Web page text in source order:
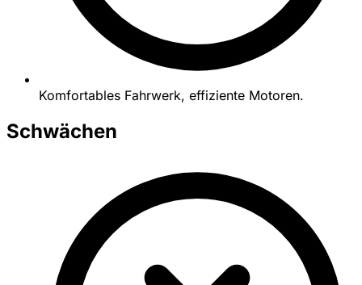
Komfortables Fahrwerk, effiziente Motoren.
Schwächen